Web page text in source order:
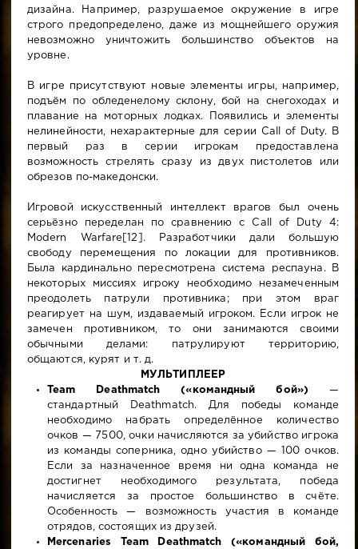
дизайна. Например, разрушаемое окружение в игре
строго предопределено, даже из мощнейшего оружия
невозможно уничтожить большинство объектов на
уровне.
В игре присутствуют новые элементы игры, например,
подъём по обледенелому склону, бой на снегоходах и
плавание на моторных лодках. Появились и элементы
нелинейности, нехарактерные для серии Call of Duty. В
первый раз в серии игрокам предоставлена
возможность стрелять сразу из двух пистолетов или
обрезов по-македонски.
Игровой искусственный интеллект врагов был очень
серьёзно переделан по сравнению с Call of Duty 4:
Modern Warfare[12]. Разработчики дали большую
свободу перемещения по локации для противников.
Была кардинально пересмотрена система респауна. В
некоторых миссиях игроку необходимо незамеченным
преодолеть патрули противника; при этом враг
реагирует на шум, издаваемый игроком. Если игрок не
замечен противником, то они занимаются своими
обычными делами: патрулируют территорию,
общаются, курят и т. д.
МУЛЬТИПЛЕЕР
Team Deathmatch («командный бой») —
стандартный Deathmatch. Для победы команде
необходимо набрать определённое количество
очков — 7500, очки начисляются за убийство игрока
из команды соперника, одно убийство — 100 очков.
Если за назначенное время ни одна команда не
достигнет необходимого результата, победа
начисляется за простое большинство в счёте.
Особенность — возможность участия в команде
отрядов, состоящих из друзей.
Mercenaries Team Deathmatch («командный бой,